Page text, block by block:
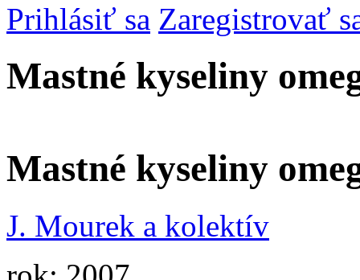
Prihlásiť sa Zaregistrovať
Mastné kyseliny
Mastné kyseliny
J. Mourek a kolektív